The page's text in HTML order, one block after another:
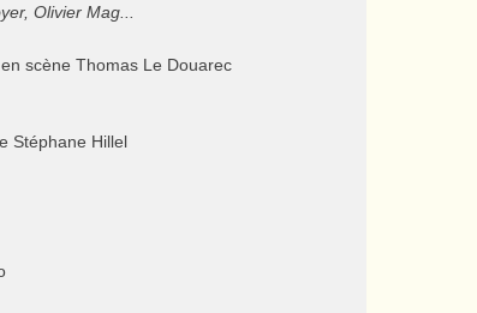
Olivier Mag...
scène Thomas Le Douarec
Stéphane Hillel